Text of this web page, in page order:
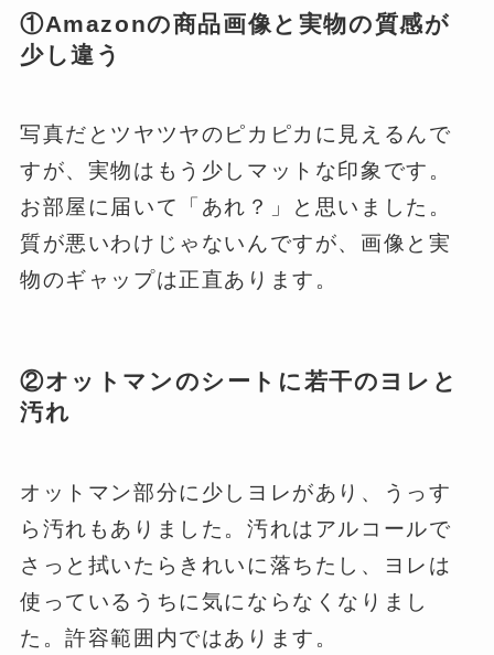
①Amazonの商品画像と実物の質感が
少し違う
写真だとツヤツヤのピカピカに見えるんで
すが、実物はもう少しマットな印象です。
お部屋に届いて「あれ？」と思いました。
質が悪いわけじゃないんですが、画像と実
物のギャップは正直あります。
②オットマンのシートに若干のヨレと
汚れ
オットマン部分に少しヨレがあり、うっす
ら汚れもありました。汚れはアルコールで
さっと拭いたらきれいに落ちたし、ヨレは
使っているうちに気にならなくなりまし
た。許容範囲内ではあります。